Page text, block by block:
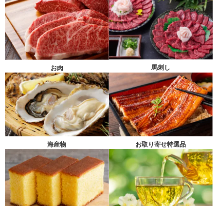
お肉 馬刺し
海産物 お取り寄せ特選品